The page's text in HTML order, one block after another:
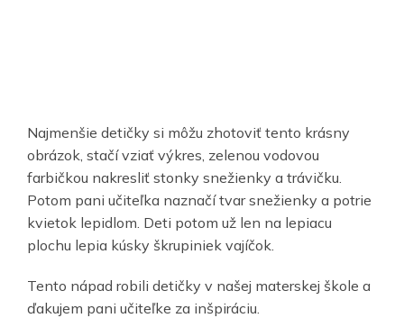
Najmenšie detičky si môžu zhotoviť tento krásny
obrázok, stačí vziať výkres, zelenou vodovou
farbičkou nakresliť stonky snežienky a trávičku.
Potom pani učiteľka naznačí tvar snežienky a potrie
kvietok lepidlom. Deti potom už len na lepiacu
plochu lepia kúsky škrupiniek vajíčok.
Tento nápad robili detičky v našej materskej škole a
ďakujem pani učiteľke za inšpiráciu.